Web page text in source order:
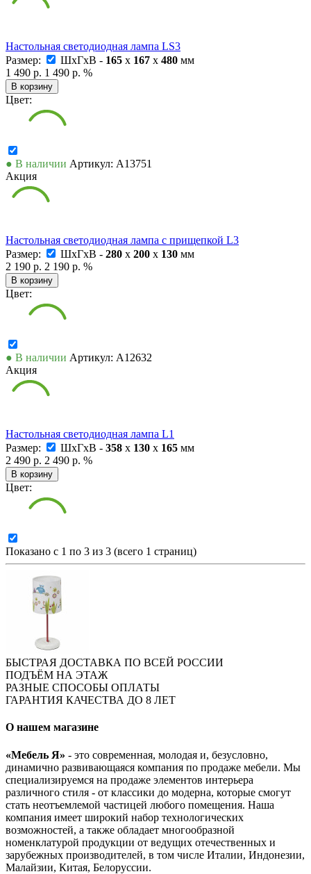
Настольная светодиодная лампа LS3
Размер:
ШxГxВ - 165 x 167 x 480 мм
1 490 р. 1 490 р. %
В корзину
Цвет:
● В наличии Артикул: А13751
Акция
Настольная светодиодная лампа с прищепкой L3
Размер:
ШxГxВ - 280 x 200 x 130 мм
2 190 р. 2 190 р. %
В корзину
Цвет:
● В наличии Артикул: А12632
Акция
Настольная светодиодная лампа L1
Размер:
ШxГxВ - 358 x 130 x 165 мм
2 490 р. 2 490 р. %
В корзину
Цвет:
Показано с 1 по 3 из 3 (всего 1 страниц)
БЫСТРАЯ ДОСТАВКА ПО ВСЕЙ РОССИИ
ПОДЪЁМ НА ЭТАЖ
РАЗНЫЕ СПОСОБЫ ОПЛАТЫ
ГАРАНТИЯ КАЧЕСТВА ДО 8 ЛЕТ
О нашем магазине
«Мебель Я» - это современная, молодая и, безусловно,
динамично развивающаяся компания по продаже мебели. Мы
специализируемся на продаже элементов интерьера
различного стиля - от классики до модерна, которые смогут
стать неотъемлемой частицей любого помещения. Наша
компания имеет широкий набор технологических
возможностей, а также обладает многообразной
номенклатурой продукции от ведущих отечественных и
зарубежных производителей, в том числе Италии, Индонезии,
Малайзии, Китая, Белоруссии.